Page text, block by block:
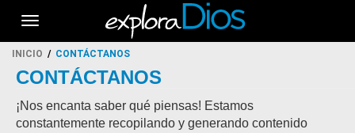
Toggle
navigation
INICIO CONTÁCTANOS
CONTÁCTANOS
¡Nos encanta saber qué piensas! Estamos
constantemente recopilando y generando contenido